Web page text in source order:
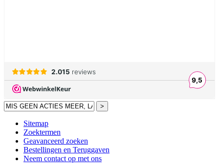
>
Sitemap
Zoektermen
Geavanceerd zoeken
Bestellingen en Teruggaven
Neem contact op met ons